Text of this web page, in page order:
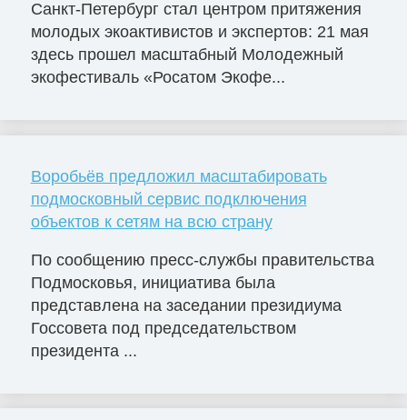
Санкт-Петербург стал центром притяжения
молодых экоактивистов и экспертов: 21 мая
здесь прошел масштабный Молодежный
экофестиваль «Росатом Экофе...
Воробьёв предложил масштабировать
подмосковный сервис подключения
объектов к сетям на всю страну
По сообщению пресс-службы правительства
Подмосковья, инициатива была
представлена на заседании президиума
Госсовета под председательством
президента ...